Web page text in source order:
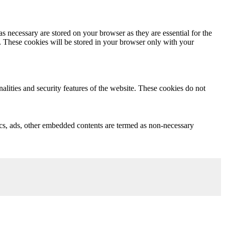
are stored on your browser as they are essential for the
These cookies will be stored in your browser only with your
and security features of the website. These cookies do not
other embedded contents are termed as non-necessary